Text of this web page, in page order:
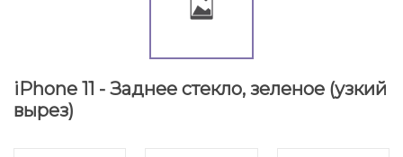
iPhone 11 - Заднее стекло, зеленое (узкий
вырез)